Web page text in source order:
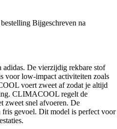
Bijgeschreven na
adidas. De vierzijdig rekbare stof
voor low-impact activiteiten zoals
voert zweet af zodat je altijd
CLIMACOOL regelt de
zweet snel afvoeren. De
fris gevoel. Dit model is perfect voor